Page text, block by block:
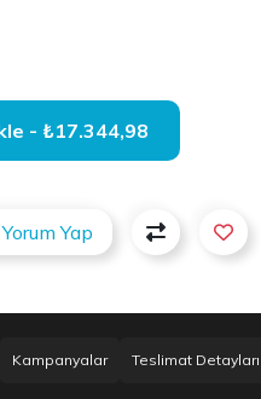
Sepete Ekle - ₺17.344,98
Yorum Yap
Kampanyalar Teslimat Detayları